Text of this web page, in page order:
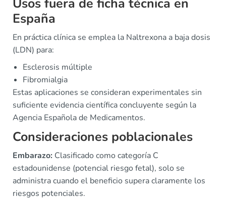
Usos fuera de ficha técnica en
España
En práctica clínica se emplea la Naltrexona a baja dosis
(LDN) para:
Esclerosis múltiple
Fibromialgia
Estas aplicaciones se consideran experimentales sin
suficiente evidencia científica concluyente según la
Agencia Española de Medicamentos.
Consideraciones poblacionales
Embarazo: Clasificado como categoría C
estadounidense (potencial riesgo fetal), solo se
administra cuando el beneficio supera claramente los
riesgos potenciales.